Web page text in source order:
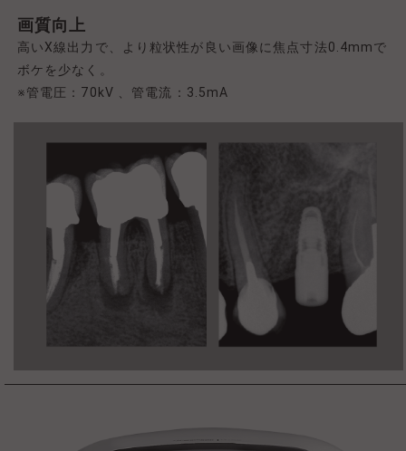
画質向上
高いX線出力で、より粒状性が良い画像に焦点寸法0.4mmで
ボケを少なく。
※管電圧：70kV 、管電流：3.5mA